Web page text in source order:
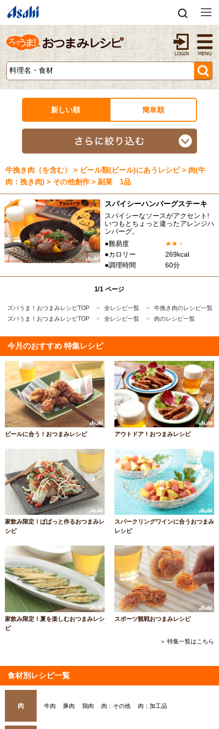
新しい順 簡単順
牛挽き肉（を含む） > ビール類(ビール)にあうレシピ > 肉(牛
肉：挽き肉) > その他創作 > 副菜 1品
スパイシーハンバーグステーキ
スパイシーなソースがアクセント!
いつもとちょっと違ったアレンジハ
ンバーグ。
●難易度
★★★
●カロリー
269kcal
●調理時間
60分
1/1 ページ
ズバうま！おつまみレシピTOP 全レシピ一覧
牛挽き肉のレシピ一覧
ズバうま！おつまみレシピTOP
全レシピ一覧 肉のレシピ一覧
今月のおすすめ 特集レシピ
ビールに合う！おつまみレシピ アウトドア！おつまみレシピ
家飲み限定！ぱぱっと作るおつまみレ
シピ
スパークリングワインに合うおつまみ
レシピ
家飲み限定！夏を楽しむおつまみレシ
ピ
スポーツ観戦おつまみレシピ
＞ 特集一覧はこちら
食材別レシピ一覧
肉 牛肉 豚肉 鶏肉 肉：その他 肉：加工品